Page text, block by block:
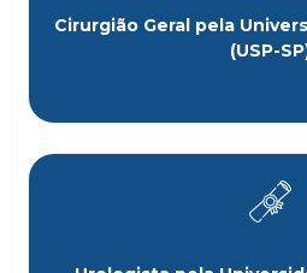
Cirurgião Geral pela
(USP-